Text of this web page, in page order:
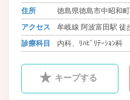
住所
徳島県徳島市中昭和
アクセス
牟岐線 阿波富田駅 徒
診療科目
内科、ﾘﾊﾋﾞﾘﾃｰｼｮﾝ科
キープする